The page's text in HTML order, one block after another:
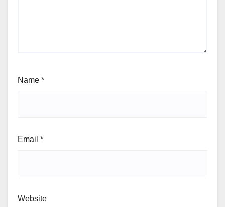
Name *
Email *
Website